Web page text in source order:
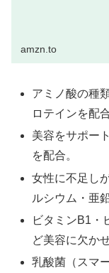
amzn.to
アミノ酸の種
ロテインを配合
美容をサポー
を配合。
女性に不足し
ルシウム・亜
ビタミンB1・
ど美容に欠か
乳酸菌（スマ